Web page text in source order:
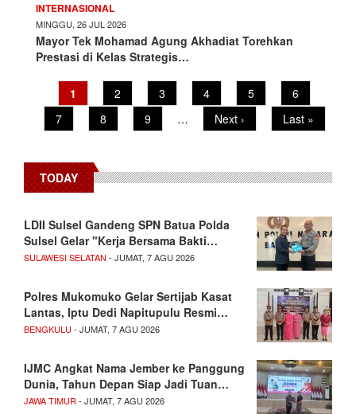
INTERNASIONAL
MINGGU, 26 JUL 2026
Mayor Tek Mohamad Agung Akhadiat Torehkan
Prestasi di Kelas Strategis…
PaginationCurrent
page
1 Page
2 Page
3 Page
4 Page
5 Page
6
Page
7 Page
8 Page
9 …
Next
page
Next ›
Last
page
Last »
TODAY
LDII Sulsel Gandeng SPN Batua Polda
Sulsel Gelar "Kerja Bersama Bakti…
SULAWESI SELATAN - JUMAT, 7 AGU 2026
Polres Mukomuko Gelar Sertijab Kasat
Lantas, Iptu Dedi Napitupulu Resmi…
BENGKULU - JUMAT, 7 AGU 2026
IJMC Angkat Nama Jember ke Panggung
Dunia, Tahun Depan Siap Jadi Tuan…
JAWA TIMUR - JUMAT, 7 AGU 2026